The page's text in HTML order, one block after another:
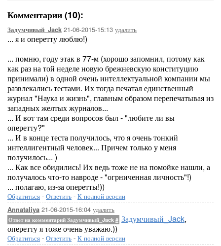
Комментарии (10):
Задумчивый_Jack 21-06-2015-15:13 удалить
... я и оперетту люблю!)
... помню, году этак в 77-м (хорошо запомнил, потому как
как раз на той неделе новую брежневскую конституцию
принимали) в одной очень интеллектуальной компании мы
развлекались тестами. Их тогда печатал единственный
журнал "Наука и жизнь", главным образом перепечатывая из
западных желтых журналов...
... И вот там среди вопросов был - "любите ли вы
оперетту?"
... И в конце теста получилось, что я очень тонкий
интеллигентный человек... Причем только у меня
получилось... )
... Как все обидились! Их ведь тоже не на помойке нашли, а
получалось что-то навроде - "огрниченная личность"!)
... полагаю, из-за оперетты!))
Обратиться - Ответить - К полной версии
Annataliya 21-06-2015-16:04 удалить
Ответ на комментарий Задумчивый_Jack # Задумчивый_Jack,
оперетту я тоже очень уважаю.))
Обратиться - Ответить - К полной версии